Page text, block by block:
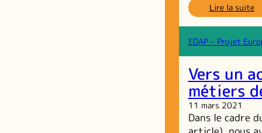
Lire la suite:
ce
EDAP – Projet
Vers un
métiers
11 mars 2021
Dans le cadre